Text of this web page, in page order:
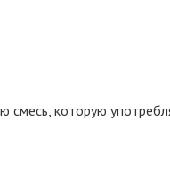
смесь, которую